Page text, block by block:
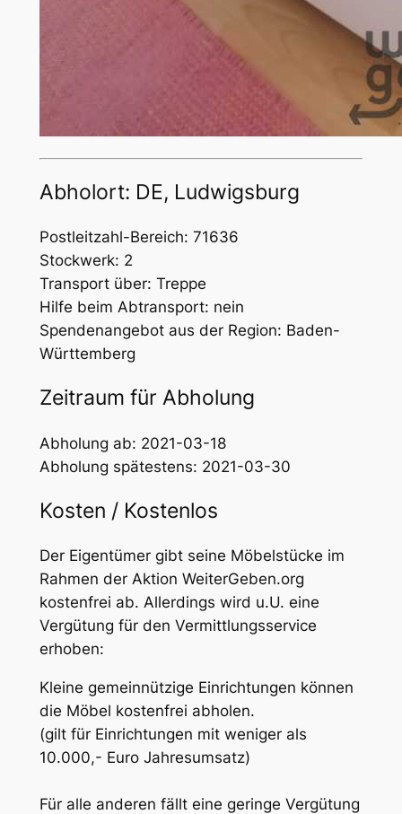
Abholort: DE, Ludwigsburg
Postleitzahl-Bereich: 71636
Stockwerk: 2
Transport über: Treppe
Hilfe beim Abtransport: nein
Spendenangebot aus der Region: Baden-
Württemberg
Zeitraum für Abholung
Abholung ab: 2021-03-18
Abholung spätestens: 2021-03-30
Kosten / Kostenlos
Der Eigentümer gibt seine Möbelstücke im
Rahmen der Aktion WeiterGeben.org
kostenfrei ab. Allerdings wird u.U. eine
Vergütung für den Vermittlungsservice
erhoben:
Kleine gemeinnützige Einrichtungen können
die Möbel kostenfrei abholen.
(gilt für Einrichtungen mit weniger als
10.000,- Euro Jahresumsatz)
Für alle anderen fällt eine geringe Vergütung